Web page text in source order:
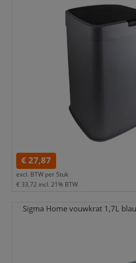
€ 27,87
excl. BTW per Stuk
€ 33,72 incl. 21% BTW
Sigma Home vouwkrat 1,7L